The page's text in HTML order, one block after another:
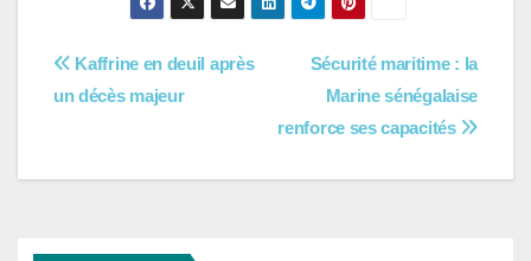
Navigation
l’article
Sécurité maritime : la
Marine sénégalaise
renforce ses capacités
Kaffrine en deuil après
un décès majeur